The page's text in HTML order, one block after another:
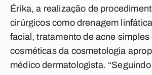
Érika, a realização de
cirúrgicos como drenagem
facial, tratamento de acne
cosméticas da cosmetologia
médico dermatologista.